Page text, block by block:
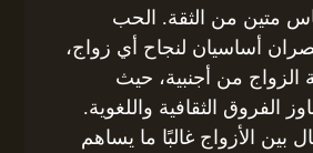
متين من الثقة. الحب
أساسيان لنجاح أي زواج،
من أجنبية، حيث
الفروق الثقافية واللغوية.
بين الأزواج غالبًا ما يساهم